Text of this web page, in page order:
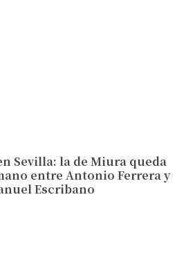
Sevilla: la de Miura queda
entre Antonio Ferrera y
Escribano